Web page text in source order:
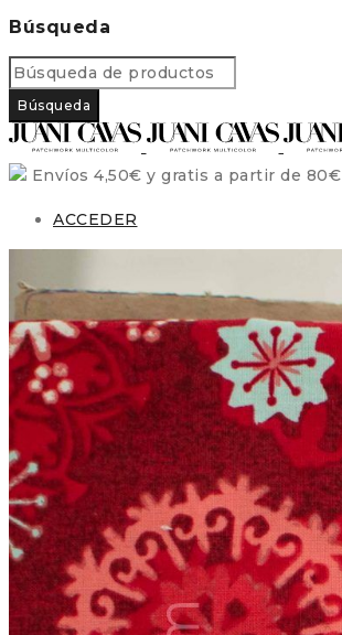
Búsqueda
Envíos 4,50€ y gratis a partir de 80€
ACCEDER